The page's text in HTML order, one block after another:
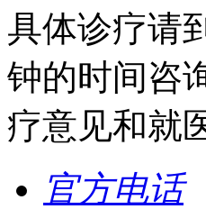
具体诊疗请
钟的时间咨
疗意见和就
官方电话